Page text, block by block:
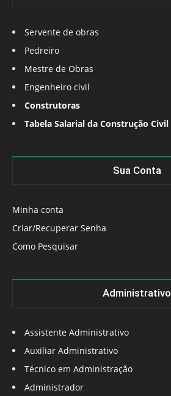
Servente de obras
Pedreiro
Mestre de Obras
Engenheiro civil
Construtoras
Tabela Salarial da Construção Civil
Sua Conta
Minha conta
Criar/Recuperar Senha
Como Pesquisar
Administrativo
Assistente Administrativo
Auxiliar Administrativo
Técnico em Administração
Administrador